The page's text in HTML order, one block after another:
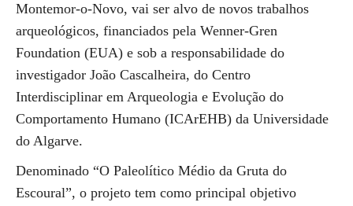
Montemor-o-Novo, vai ser alvo de novos trabalhos
arqueológicos, financiados pela Wenner-Gren
Foundation (EUA) e sob a responsabilidade do
investigador ​​​​​​​​​​​​​​João Cascalheira, do Centro
Interdisciplinar em Arqueologia e Evolução do
Comportamento Humano (ICArEHB) da Universidade
do Algarve.
Denominado “O Paleolítico Médio da Gruta do
Escoural”, o projeto tem como principal objetivo